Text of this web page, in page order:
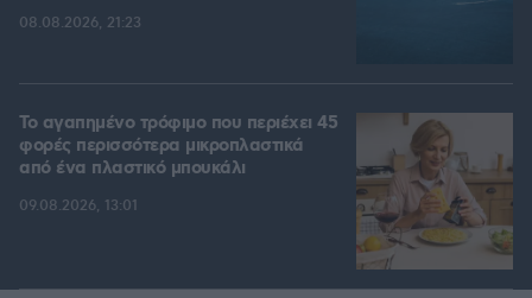
08.08.2026, 21:23
Το αγαπημένο τρόφιμο που περιέχει 45
φορές περισσότερα μικροπλαστικά
από ένα πλαστικό μπουκάλι
09.08.2026, 13:01